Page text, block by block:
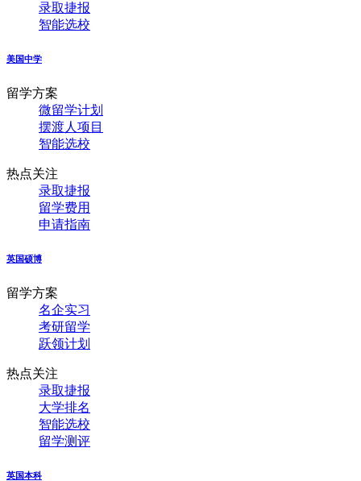
录取捷报
智能选校
美国中学
留学方案
微留学计划
摆渡人项目
智能选校
热点关注
录取捷报
留学费用
申请指南
英国硕博
留学方案
名企实习
考研留学
跃领计划
热点关注
录取捷报
大学排名
智能选校
留学测评
英国本科